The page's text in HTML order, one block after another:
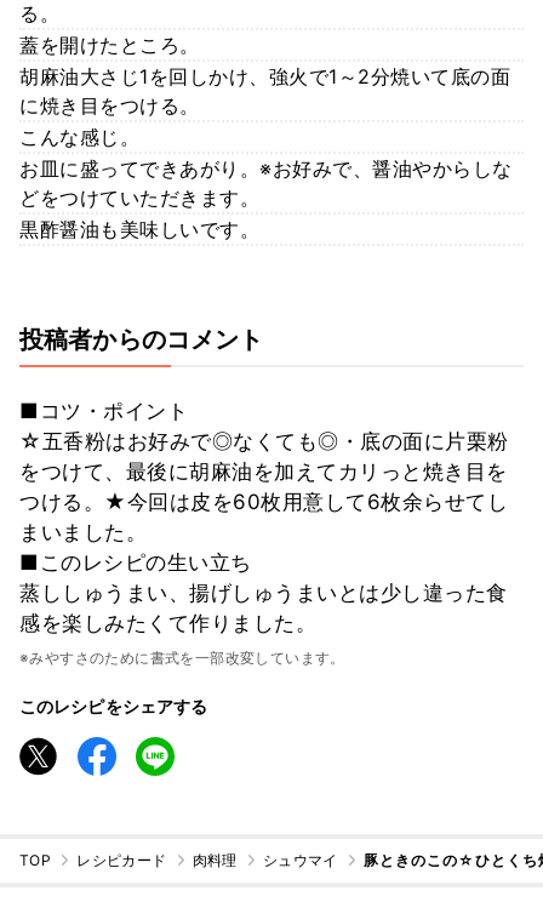
る。
蓋を開けたところ。
胡麻油大さじ1を回しかけ、強火で1～2分焼いて底の面
に焼き目をつける。
こんな感じ。
お皿に盛ってできあがり。※お好みで、醤油やからしな
どをつけていただきます。
黒酢醤油も美味しいです。
投稿者からのコメント
■コツ・ポイント
☆五香粉はお好みで◎なくても◎・底の面に片栗粉
をつけて、最後に胡麻油を加えてカリっと焼き目を
つける。★今回は皮を60枚用意して6枚余らせてし
まいました。
■このレシピの生い立ち
蒸ししゅうまい、揚げしゅうまいとは少し違った食
感を楽しみたくて作りました。
※みやすさのために書式を一部改変しています。
このレシピをシェアする
TOP レシピカード 肉料理 シュウマイ 豚ときのこの☆ひとくち